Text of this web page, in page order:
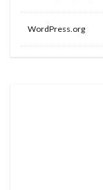
WordPress.org